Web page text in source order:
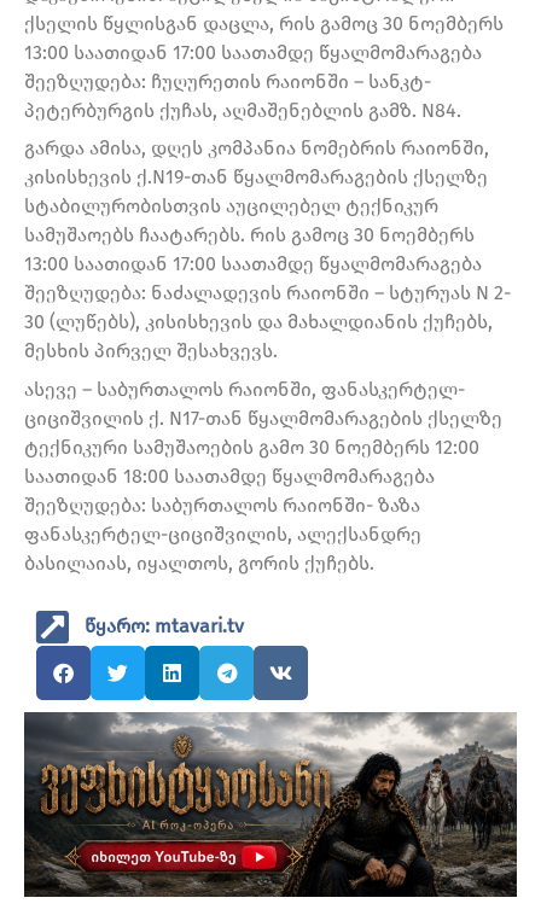
ქსელის წყლისგან დაცლა, რის გამოც 30 ნოემბერს
13:00 საათიდან 17:00 საათამდე წყალმომარაგება
შეეზღუდება: ჩუღურეთის რაიონში – სანკტ-
პეტერბურგის ქუჩას, აღმაშენებლის გამზ. N84.
გარდა ამისა, დღეს კომპანია ნომებრის რაიონში,
კისისხევის ქ.N19-თან წყალმომარაგების ქსელზე
სტაბილურობისთვის აუცილებელ ტექნიკურ
სამუშაოებს ჩაატარებს. რის გამოც 30 ნოემბერს
13:00 საათიდან 17:00 საათამდე წყალმომარაგება
შეეზღუდება: ნაძალადევის რაიონში – სტურუას N 2-
30 (ლუწებს), კისისხევის და მახალდიანის ქუჩებს,
მესხის პირველ შესახვევს.
ასევე – საბურთალოს რაიონში, ფანასკერტელ-
ციციშვილის ქ. N17-თან წყალმომარაგების ქსელზე
ტექნიკური სამუშაოების გამო 30 ნოემბერს 12:00
საათიდან 18:00 საათამდე წყალმომარაგება
შეეზღუდება: საბურთალოს რაიონში- ზაზა
ფანასკერტელ-ციციშვილის, ალექსანდრე
ბასილაიას, იყალთოს, გორის ქუჩებს.
წყარო: mtavari.tv